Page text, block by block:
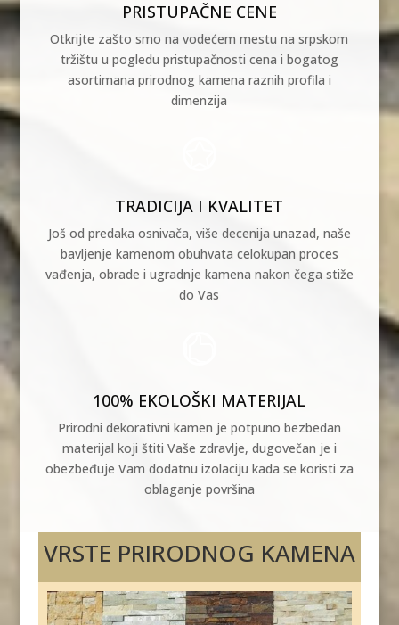
PRISTUPAČNE CENE
Otkrijte zašto smo na vodećem mestu na srpskom
tržištu u pogledu pristupačnosti cena i bogatog
asortimana prirodnog kamena raznih profila i
dimenzija
TRADICIJA I KVALITET
Još od predaka osnivača, više decenija unazad, naše
bavljenje kamenom obuhvata celokupan proces
vađenja, obrade i ugradnje kamena nakon čega stiže
do Vas
100% EKOLOŠKI MATERIJAL
Prirodni dekorativni kamen je potpuno bezbedan
materijal koji štiti Vaše zdravlje, dugovečan je i
obezbeđuje Vam dodatnu izolaciju kada se koristi za
oblaganje površina
VRSTE PRIRODNOG KAMENA